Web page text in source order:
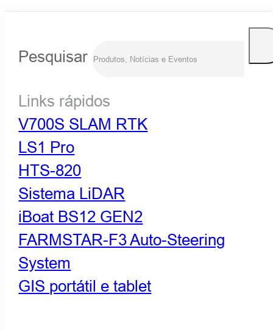
Pesquisar
Links rápidos
V700S SLAM RTK
LS1 Pro
HTS-820
Sistema LiDAR
iBoat BS12 GEN2
FARMSTAR-F3 Auto-Steering
System
GIS portátil e tablet